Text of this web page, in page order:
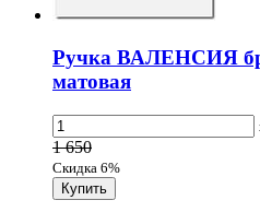
Ручка ВАЛЕНСИЯ
матовая
1 650
Скидка 6%